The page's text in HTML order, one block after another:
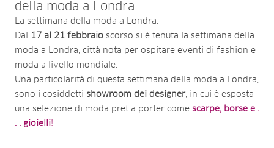
della moda a Londra
La settimana della moda a Londra.
Dal
17 al 21 febbraio scorso si è tenuta la settimana della
moda a Londra, città nota per ospitare eventi di fashion e
moda a livello mondiale.
Una particolarità di questa settimana della moda a Londra,
sono i cosiddetti showroom dei designer, in cui è esposta
una selezione di moda pret a porter come scarpe, borse e .
. . gioielli!